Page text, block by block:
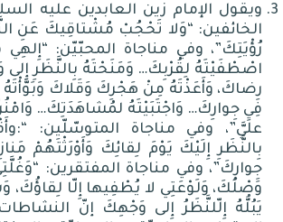
ويقول الإمام زين العابدين عليه
الخائفين: “وَلا تَحْجُبْ مُشْتاقِيكَ عَنِ
رُؤْيَتِكَ”، وفي مناجاة المحبّيّن:
اصْطْفَيْتَهُ لِقُرْبِكَ… وَمَنَحْتَهُ بِالنَّظَرِ
رِضاكَ، وَأَعَذْتَهُ مِنْ هَجْرِكَ وَقَلاكَ
فِي جِوارِكَ… وَاجْتَبَيْتَهُ لمُشاهَدَتِكَ…
علَيَّ”، وفي مناجاة المتوسّلّين:
بِالنَّظَرِ إِلَيْكَ يَوْمَ لِقائِكَ وَأَوْرَثْتَهُمْ
جِوارِكَ”، وفي مناجاة المفتقرين: “وَغُلَّتِي
وَصْلُكَ، وَلَوْعَتِي لا يُطْفِيها إِلّا لِقاؤُكَ،
يَبُلُّهُ إِلّلنَّظَرُ إِلى وَجْهِكَ إنّ